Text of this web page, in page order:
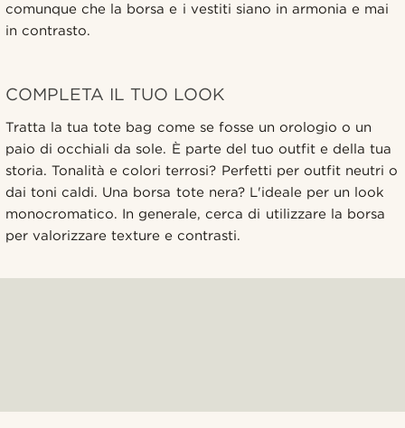
comunque che la borsa e i vestiti siano in armonia e mai
in contrasto.
COMPLETA IL TUO LOOK
Tratta la tua tote bag come se fosse un orologio o un
paio di occhiali da sole. È parte del tuo outfit e della tua
storia. Tonalità e colori terrosi? Perfetti per outfit neutri o
dai toni caldi. Una borsa tote nera? L'ideale per un look
monocromatico. In generale, cerca di utilizzare la borsa
per valorizzare texture e contrasti.